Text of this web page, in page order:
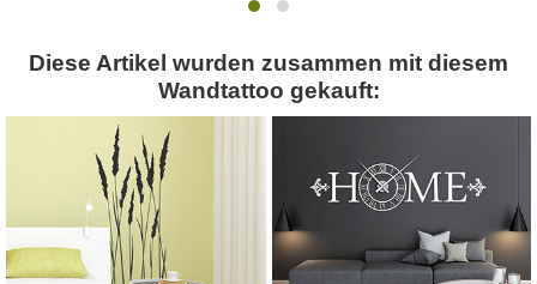
Diese Artikel wurden zusammen mit diesem
Wandtattoo gekauft: